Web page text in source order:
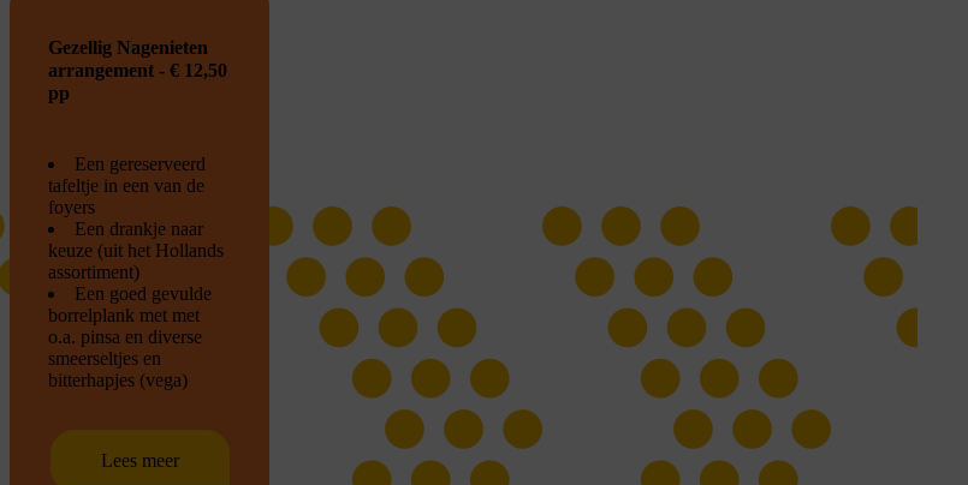
Gezellig Nagenieten
arrangement - € 12,50
pp
Een gereserveerd
tafeltje in een van de
foyers
Een drankje naar
keuze (uit het Hollands
assortiment)
Een goed gevulde
borrelplank met met
o.a. pinsa en diverse
smeerseltjes en
bitterhapjes (vega)
Lees meer